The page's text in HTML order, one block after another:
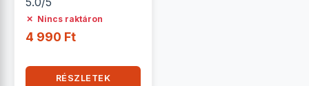
✗ Nincs raktáron
4 990 Ft
RÉSZLETEK